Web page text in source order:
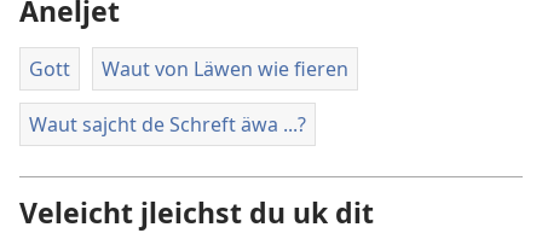
Äneljet
Gott Waut von Läwen wie fieren
Waut sajcht de Schreft äwa ...?
Veleicht jleichst du uk dit